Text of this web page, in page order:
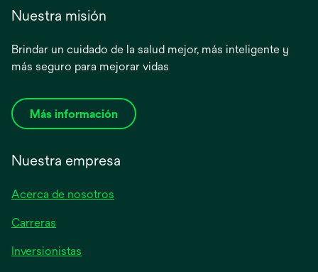
Nuestra misión
Brindar un cuidado de la salud mejor, más inteligente y
más seguro para mejorar vidas
Más información
Nuestra empresa
Acerca de nosotros
Carreras
Inversionistas